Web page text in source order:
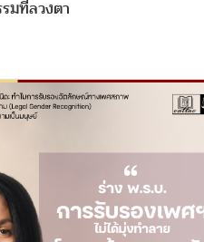
มที่ลวงตา